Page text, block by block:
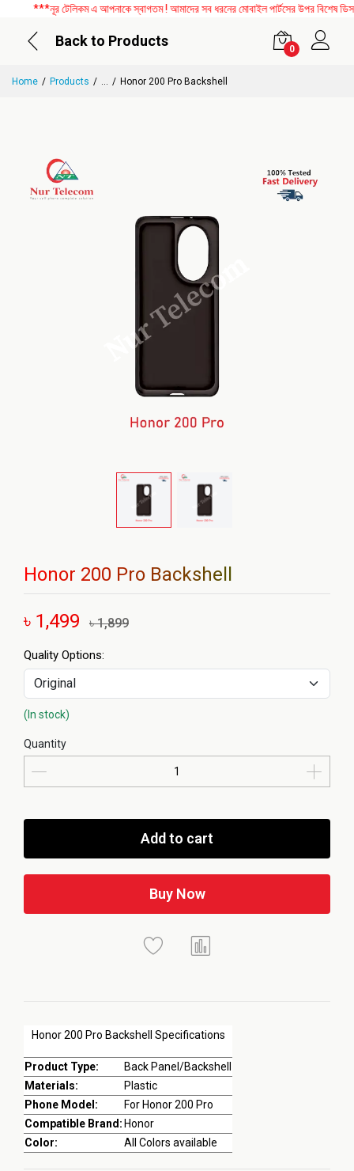
***নূর টেলিকম এ আপনাকে স্বাগতম ! আমাদের সব ধরনের মোবাইল পার্টসের উপর বিশেষ
Back to Products
0
Home Products ... Honor 200 Pro Backshell
Honor 200 Pro Backshell
৳ 1,499 ৳ 1,899
Honor 200 Pro Backshell Specifications
Product Type:
Back Panel/Backshell
Materials:
Plastic
Phone Model:
For Honor 200 Pro
Compatible Brand: Honor
Color:
All Colors available
Quality Options:
(In stock)
Quantity
Add to cart
Buy Now